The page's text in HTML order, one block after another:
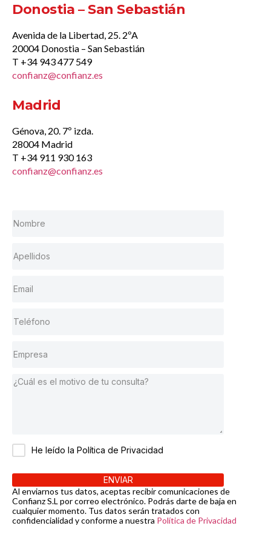
Donostia – San Sebastián
Avenida de la Libertad, 25. 2ºA
20004 Donostia – San Sebastián
T +34 943 477 549
confianz@confianz.es
Madrid
Génova, 20. 7º izda.
28004 Madrid
T +34 911 930 163
confianz@confianz.es
He leído la Política de Privacidad
ENVIAR
Al enviarnos tus datos, aceptas recibir comunicaciones de
Confianz S.L por correo electrónico. Podrás darte de baja en
cualquier momento. Tus datos serán tratados con
confidencialidad y conforme a nuestra Política de Privacidad